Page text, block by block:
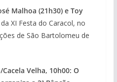
Malhoa (21h30) e Toy
XI Festa do Caracol, no
de São Bartolomeu de
Velha, 10h00: O